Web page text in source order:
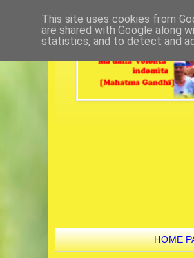
HOME
This site uses cookies from
are shared with Google along
statistics, and to detect and